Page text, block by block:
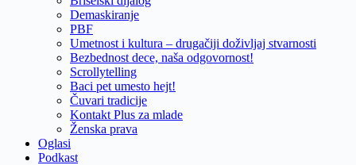
Demaskiranje
PBF
Umetnost i kultura – drugačiji doživljaj stvarnosti
Bezbednost dece, naša odgovornost!
Scrollytelling
Baci pet umesto hejt!
Čuvari tradicije
Kontakt Plus za mlade
Ženska prava
Oglasi
Podkast